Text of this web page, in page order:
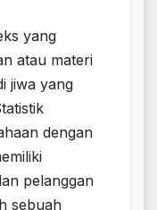
yang
atau materi
jiwa yang
dengan
pelanggan
sebuah